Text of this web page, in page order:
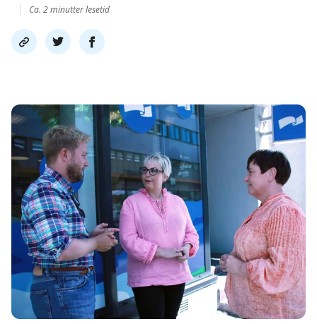
Ca. 2 minutter lesetid
Del
link
Del
på
Del
på